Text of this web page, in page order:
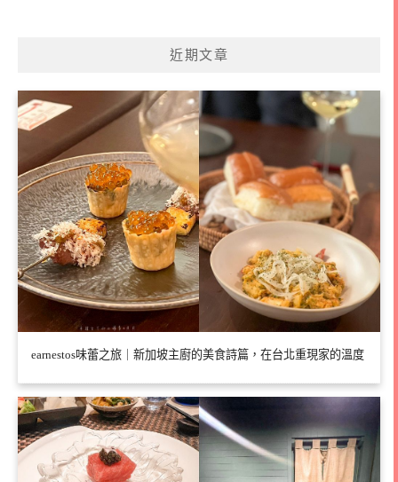
近期文章
earnestos味蕾之旅｜新加坡主廚的美食詩篇，在台北重現家的溫度